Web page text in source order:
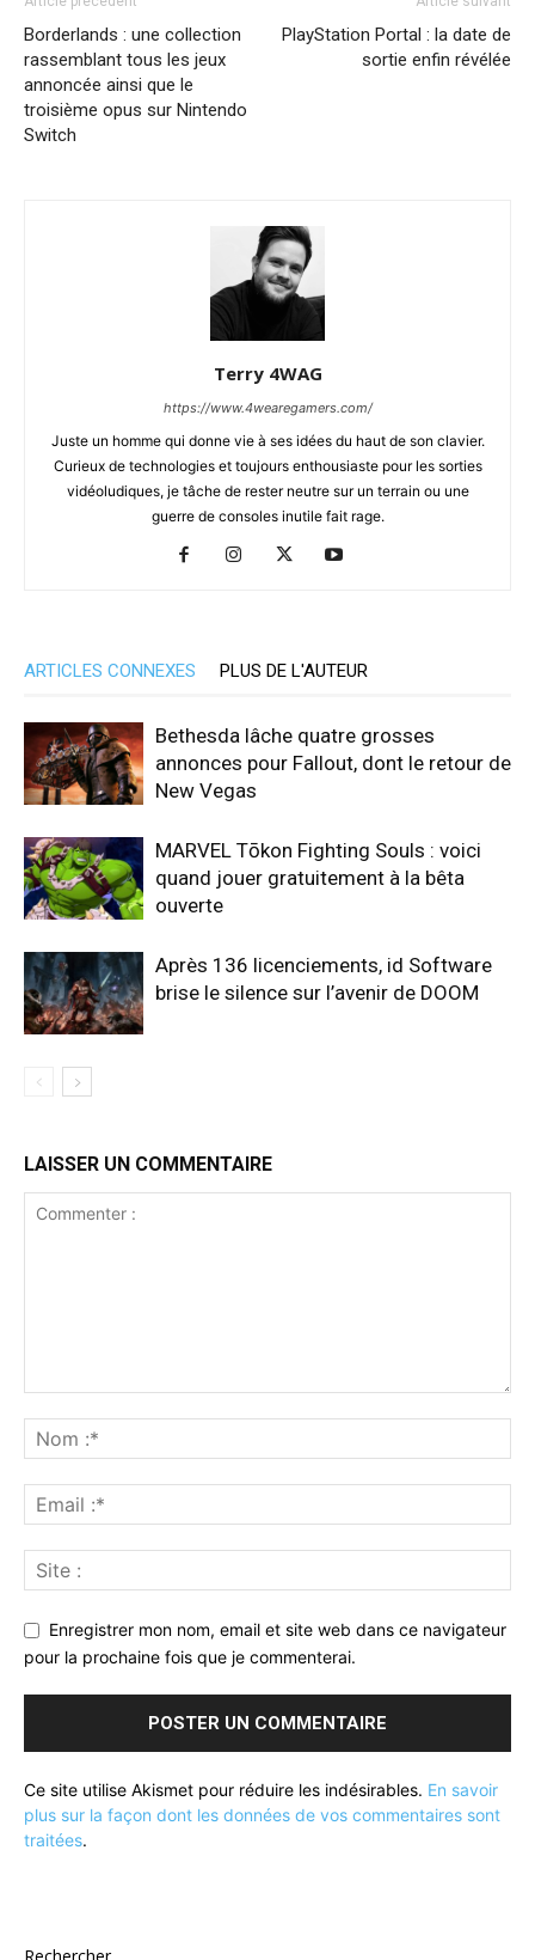
Borderlands : une collection
rassemblant tous les jeux
annoncée ainsi que le
troisième opus sur Nintendo
Switch
PlayStation Portal : la date de
sortie enfin révélée
Terry 4WAG
https://www.4wearegamers.com/
Juste un homme qui donne vie à ses idées du haut de son clavier.
Curieux de technologies et toujours enthousiaste pour les sorties
vidéoludiques, je tâche de rester neutre sur un terrain ou une
guerre de consoles inutile fait rage.
ARTICLES CONNEXES PLUS DE L'AUTEUR
Bethesda lâche quatre grosses
annonces pour Fallout, dont le retour de
New Vegas
MARVEL Tōkon Fighting Souls : voici
quand jouer gratuitement à la bêta
ouverte
Après 136 licenciements, id Software
brise le silence sur l’avenir de DOOM
LAISSER UN COMMENTAIRE
Enregistrer mon nom, email et site web dans ce navigateur
pour la prochaine fois que je commenterai.
Ce site utilise Akismet pour réduire les indésirables. En savoir
plus sur la façon dont les données de vos commentaires sont
traitées.